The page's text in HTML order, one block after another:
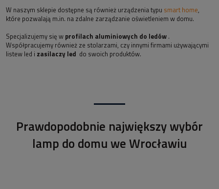
W naszym sklepie dostępne są również urządzenia typu smart home,
które pozwalają m.in. na zdalne zarządzanie oświetleniem w domu.
Specjalizujemy się w profilach aluminiowych do ledów .
Współpracujemy również ze stolarzami, czy innymi firmami używającymi
listew led i zasilaczy led do swoich produktów.
Prawdopodobnie największy wybór
lamp do domu we Wrocławiu